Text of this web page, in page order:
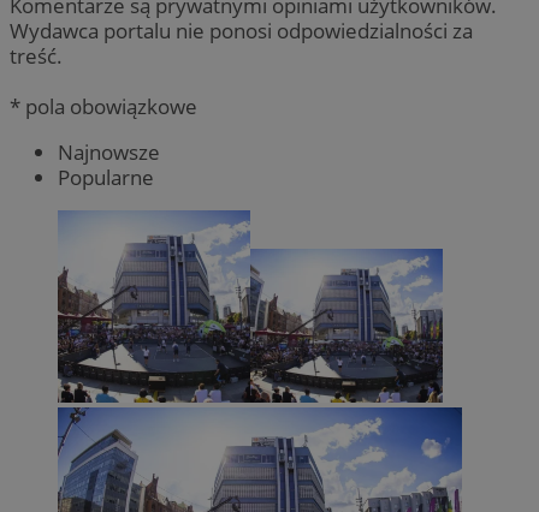
Wydawca portalu nie ponosi odpowiedzialności za
treść.
* pola obowiązkowe
Najnowsze
Popularne